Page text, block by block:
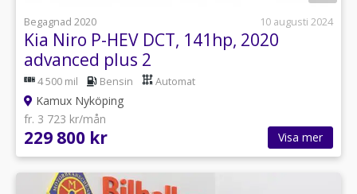
Begagnad 2020
10 augusti 2024
Kia Niro P-HEV DCT, 141hp, 2020
advanced plus 2
4 500 mil Bensin Automat
Kamux Nyköping
fr. 3 723 kr/mån
229 800 kr Visa mer